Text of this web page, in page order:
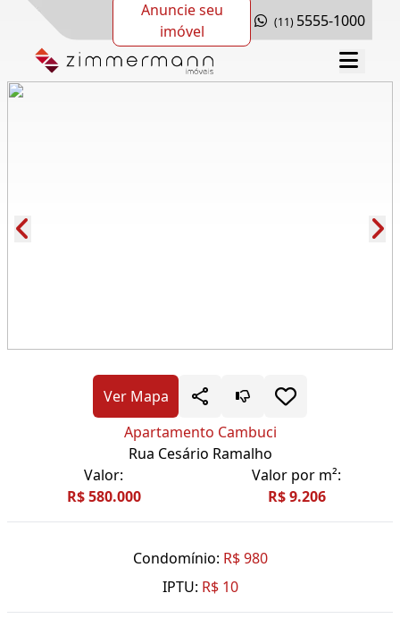
Anuncie seu
imóvel
(11) 5555-1000
Ver Mapa
Apartamento Cambuci
Rua Cesário Ramalho
Valor:
R$ 580.000
Valor por m²:
R$ 9.206
Condomínio: R$ 980
IPTU: R$ 10